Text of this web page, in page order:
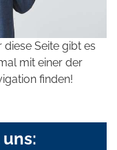
Seite gibt es
mit einer der
finden!